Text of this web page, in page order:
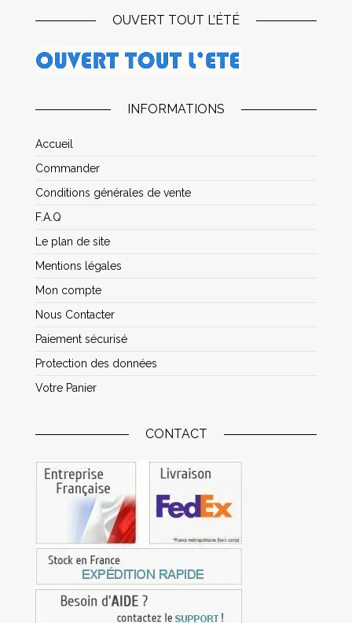
OUVERT TOUT L’ÉTÉ
INFORMATIONS
Accueil
Commander
Conditions générales de vente
F.A.Q
Le plan de site
Mentions légales
Mon compte
Nous Contacter
Paiement sécurisé
Protection des données
Votre Panier
CONTACT